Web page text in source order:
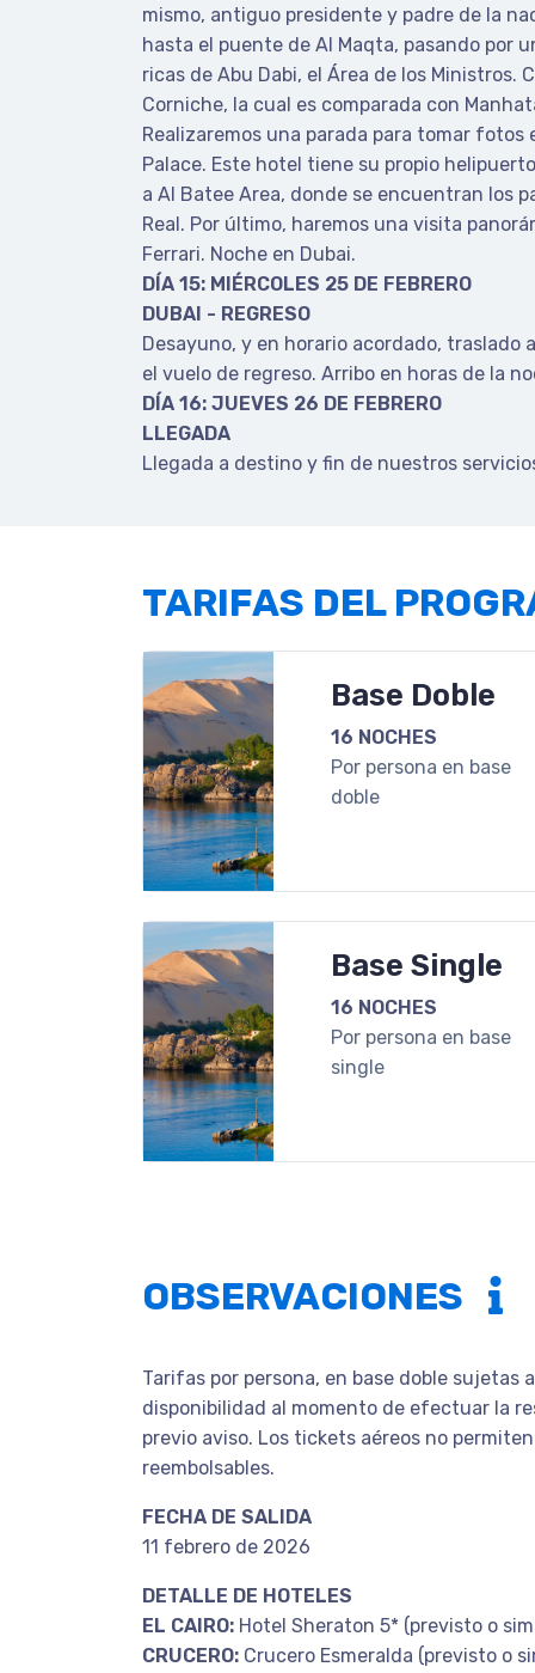
mismo, antiguo presidente y padre de la
hasta el puente de Al Maqta, pasando por
ricas de Abu Dabi, el Área de los Ministros.
Corniche, la cual es comparada con
Realizaremos una parada para tomar fotos
Palace. Este hotel tiene su propio
a Al Batee Area, donde se encuentran los
Real. Por último, haremos una visita
Ferrari. Noche en Dubai.
DÍA 15: MIÉRCOLES 25 DE FEBRERO
DUBAI - REGRESO
Desayuno, y en horario acordado, traslado
el vuelo de regreso. Arribo en horas de la
DÍA 16: JUEVES 26 DE FEBRERO
LLEGADA
Llegada a destino y fin de nuestros
TARIFAS DEL
Base Doble
16 NOCHES
Por persona en base
doble
Base Single
16 NOCHES
Por persona en base
single
OBSERVACIONES
Tarifas por persona, en base doble sujetas
disponibilidad al momento de efectuar la
previo aviso. Los tickets aéreos no
reembolsables.
FECHA DE SALIDA
11 febrero de 2026
DETALLE DE HOTELES
EL CAIRO: Hotel Sheraton 5* (previsto o
CRUCERO: Crucero Esmeralda (previsto o